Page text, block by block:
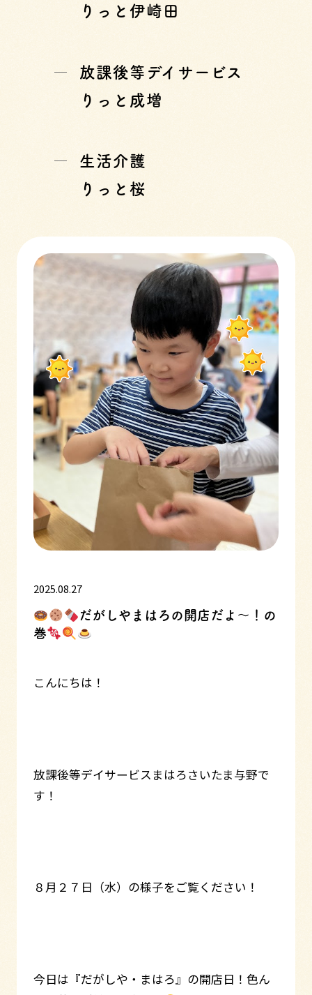
2025.08.27
だがしやまはろの開店だよ～！の
巻
こんにちは！
放課後等デイサービスまはろさいたま与野で
す！
８月２７日（水）の様子をご覧ください！
今日は『だがしや・まはろ』の開店日！色ん
りっと伊崎田
放課後等デイサービス
りっと成増
生活介護
りっと桜